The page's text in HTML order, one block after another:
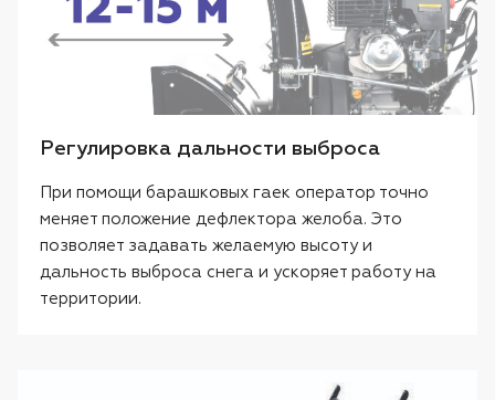
Регулировка дальности выброса
При помощи барашковых гаек оператор точно
меняет положение дефлектора желоба. Это
позволяет задавать желаемую высоту и
дальность выброса снега и ускоряет работу на
территории.